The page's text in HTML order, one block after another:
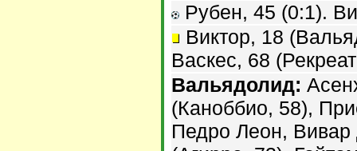
Рубен, 45 (0:1).
Виктор, 18
Васкес, 68
Вальядолид:
(Каноббио, 58),
Педро Леон,